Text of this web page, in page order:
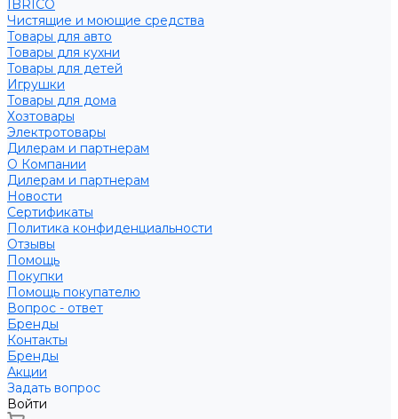
IBRICO
Чистящие и моющие средства
Товары для авто
Товары для кухни
Товары для детей
Игрушки
Товары для дома
Хозтовары
Электротовары
Дилерам и партнерам
О Компании
Дилерам и партнерам
Новости
Сертификаты
Политика конфиденциальности
Отзывы
Помощь
Покупки
Помощь покупателю
Вопрос - ответ
Бренды
Контакты
Бренды
Акции
Задать вопрос
Войти